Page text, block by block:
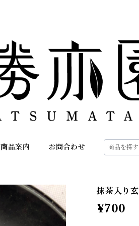
商品案内 お問合わせ
抹茶入り
¥700